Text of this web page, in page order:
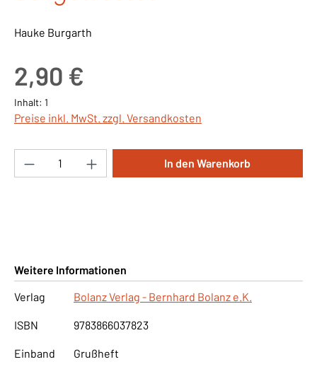
Hauke Burgarth
2,90 €
Inhalt: 1
Preise inkl. MwSt. zzgl. Versandkosten
Produkt Anzahl: Gib den gewünschten
In den Warenkorb
Weitere Informationen
Verlag
Bolanz Verlag - Bernhard Bolanz e.K.
ISBN 9783866037823
Einband Grußheft